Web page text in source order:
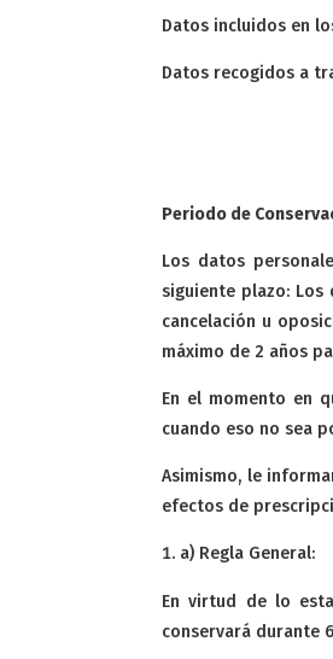
Datos incluidos en
Datos recogidos a
Periodo de
Los datos
siguiente plazo:
cancelación u
máximo de 2 años
En el momento en
cuando eso no sea
Asimismo, le
efectos de
a) Regla General:
En virtud de lo
conservará durante